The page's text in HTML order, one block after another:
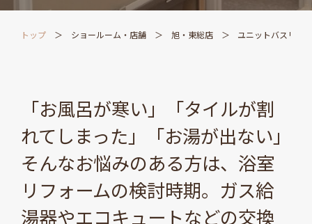
トップ ショールーム・店舗 旭・東総店 ユニットバスリフ
「お風呂が寒い」「タイルが割
れてしまった」「お湯が出ない」
そんなお悩みのある方は、浴室
リフォームの検討時期。ガス給
湯器やエコキュートなどの交換